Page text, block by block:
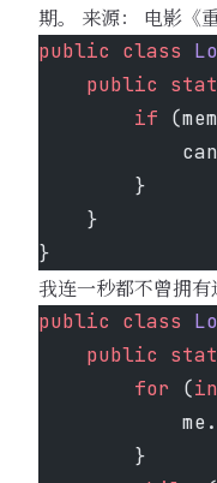
期。 来源： 电影《
public class
    public
        if
        }
    }
}
我连一秒都不曾拥有
public class
    public
        for
(
            me.
        }